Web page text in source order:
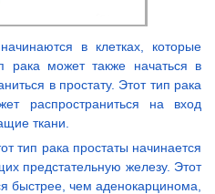
в клетках, которые
рака может также начаться в
в простату. Этот тип рака
распространиться на вход
ткани.
тип рака простаты начинается
предстательную железу. Этот
быстрее, чем аденокарцинома,